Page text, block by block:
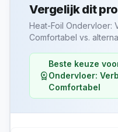
Vergelijk dit
Heat-Foil Ondervloer:
Comfortabel vs.
workspace_premium
Beste keuze
Ondervloer:
Comfortabel